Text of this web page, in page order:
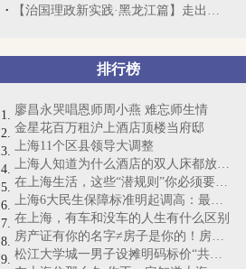
【治国理政新实践·黑龙江篇】走出去，龙...
排行榜
廖昌永哭唱恩师周小燕 难忘师生情
金星花百万租沪上酒店顶楼当府邸
上海11个区县领导大调整
上海人知道为什么酒店的双人床都放4个枕...
在上海生活，这些“潜规则”你必须要懂！
上海6大民生保障标准明起调高：最低工资...
在上海，有车和没车的人生有什么区别
房产证有你的名字≠房子是你的！房产证即...
松江大学城一男子设摊明码标价“共享女友...